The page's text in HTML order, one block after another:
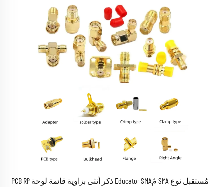
مُستقبل نوع SMA مُEducator SMA ذكر أنثى بزاوية قائمة لوحة PCB RP